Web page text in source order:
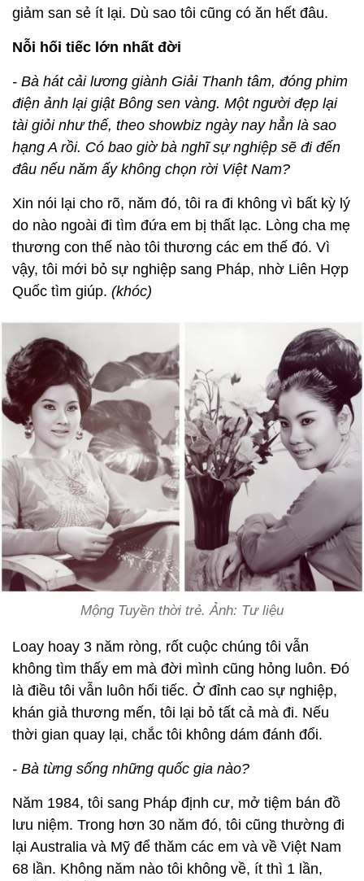
giảm san sẻ ít lại. Dù sao tôi cũng có ăn hết đâu.
Nỗi hối tiếc lớn nhất đời
- Bà hát cải lương giành Giải Thanh tâm, đóng phim
điện ảnh lại giật Bông sen vàng. Một người đẹp lại
tài giỏi như thế, theo showbiz ngày nay hẳn là sao
hạng A rồi. Có bao giờ bà nghĩ sự nghiệp sẽ đi đến
đâu nếu năm ấy không chọn rời Việt Nam?
Xin nói lại cho rõ, năm đó, tôi ra đi không vì bất kỳ lý
do nào ngoài đi tìm đứa em bị thất lạc. Lòng cha mẹ
thương con thế nào tôi thương các em thế đó. Vì
vậy, tôi mới bỏ sự nghiệp sang Pháp, nhờ Liên Hợp
Quốc tìm giúp. (khóc)
Mộng Tuyền thời trẻ. Ảnh: Tư liệu
Loay hoay 3 năm ròng, rốt cuộc chúng tôi vẫn
không tìm thấy em mà đời mình cũng hỏng luôn. Đó
là điều tôi vẫn luôn hối tiếc. Ở đỉnh cao sự nghiệp,
khán giả thương mến, tôi lại bỏ tất cả mà đi. Nếu
thời gian quay lại, chắc tôi không dám đánh đổi.
- Bà từng sống những quốc gia nào?
Năm 1984, tôi sang Pháp định cư, mở tiệm bán đồ
lưu niệm. Trong hơn 30 năm đó, tôi cũng thường đi
lại Australia và Mỹ để thăm các em và về Việt Nam
68 lần. Không năm nào tôi không về, ít thì 1 lần,